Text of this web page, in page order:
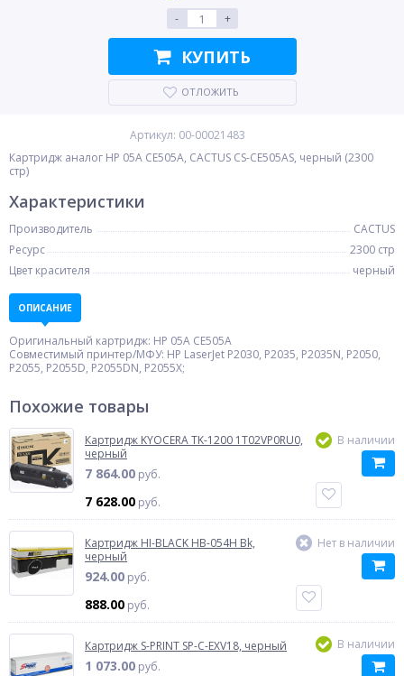
-
+
КУПИТЬ
ОТЛОЖИТЬ
Артикул: 00-00021483
Картридж аналог HP 05A CE505A, CACTUS CS-CE505AS, черный (2300
стр)
Характеристики
Производитель
CACTUS
Ресурс
2300 стр
Цвет красителя
черный
ОПИСАНИЕ
Оригинальный картридж: HP 05A CE505A
Совместимый принтер/МФУ: HP LaserJet P2030, P2035, P2035N, P2050,
P2055, P2055D, P2055DN, P2055X;
Похожие товары
Картридж KYOCERA TK-1200 1T02VP0RU0,
черный
7 864.00 руб.
7 628.00 руб.
В наличии
Картридж HI-BLACK HB-054H Bk,
черный
924.00 руб.
888.00 руб.
Нет в наличии
Картридж S-PRINT SP-C-EXV18, черный
1 073.00 руб.
В наличии